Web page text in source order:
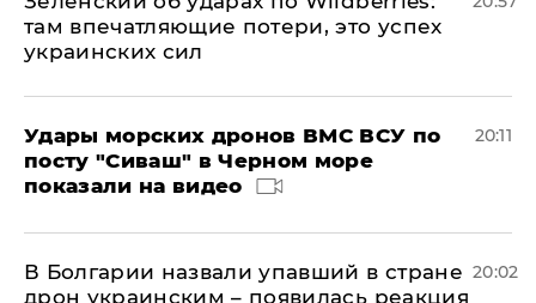
там впечатляющие потери, это успех
украинских сил
Удары морских дронов ВМС ВСУ по
посту "Сиваш" в Черном море
показали на видео
20:11
В Болгарии назвали упавший в стране
дрон украинским – появилась реакция
20:02